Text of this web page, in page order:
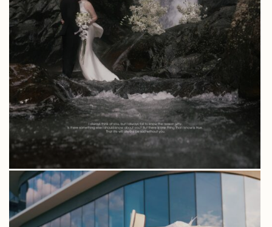
ALBUM THƯƠNG THƯƠNG – PHÚ QUÝ –
HUẾ